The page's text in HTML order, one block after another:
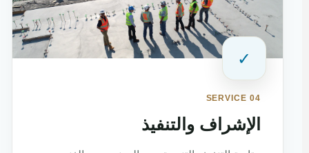
✓
SERVICE 04
الإشراف والتنفيذ